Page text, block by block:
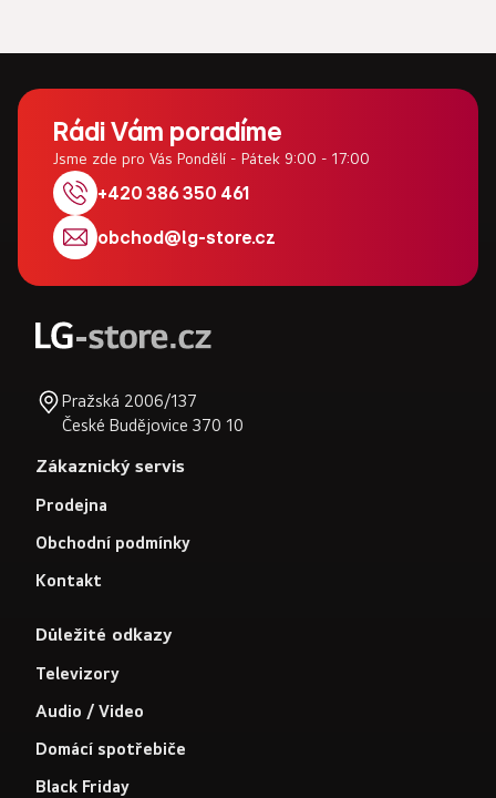
Rádi Vám poradíme
Jsme zde pro Vás Pondělí - Pátek 9:00 - 17:00
+420 386 350 461
obchod@lg-store.cz
Pražská 2006/137
České Budějovice 370 10
Zákaznický servis
Prodejna
Obchodní podmínky
Kontakt
Důležité odkazy
Televizory
Audio / Video
Domácí spotřebiče
Black Friday